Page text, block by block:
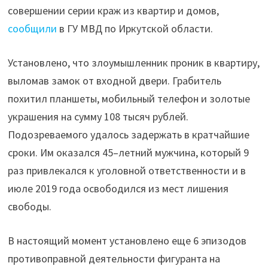
совершении серии краж из квартир и домов,
сообщили в ГУ МВД по Иркутской области.
Установлено, что злоумышленник проник в квартиру,
выломав замок от входной двери. Грабитель
похитил планшеты, мобильный телефон и золотые
украшения на сумму 108 тысяч рублей.
Подозреваемого удалось задержать в кратчайшие
сроки. Им оказался 45–летний мужчина, который 9
раз привлекался к уголовной ответственности и в
июле 2019 года освободился из мест лишения
свободы.
В настоящий момент установлено еще 6 эпизодов
противоправной деятельности фигуранта на